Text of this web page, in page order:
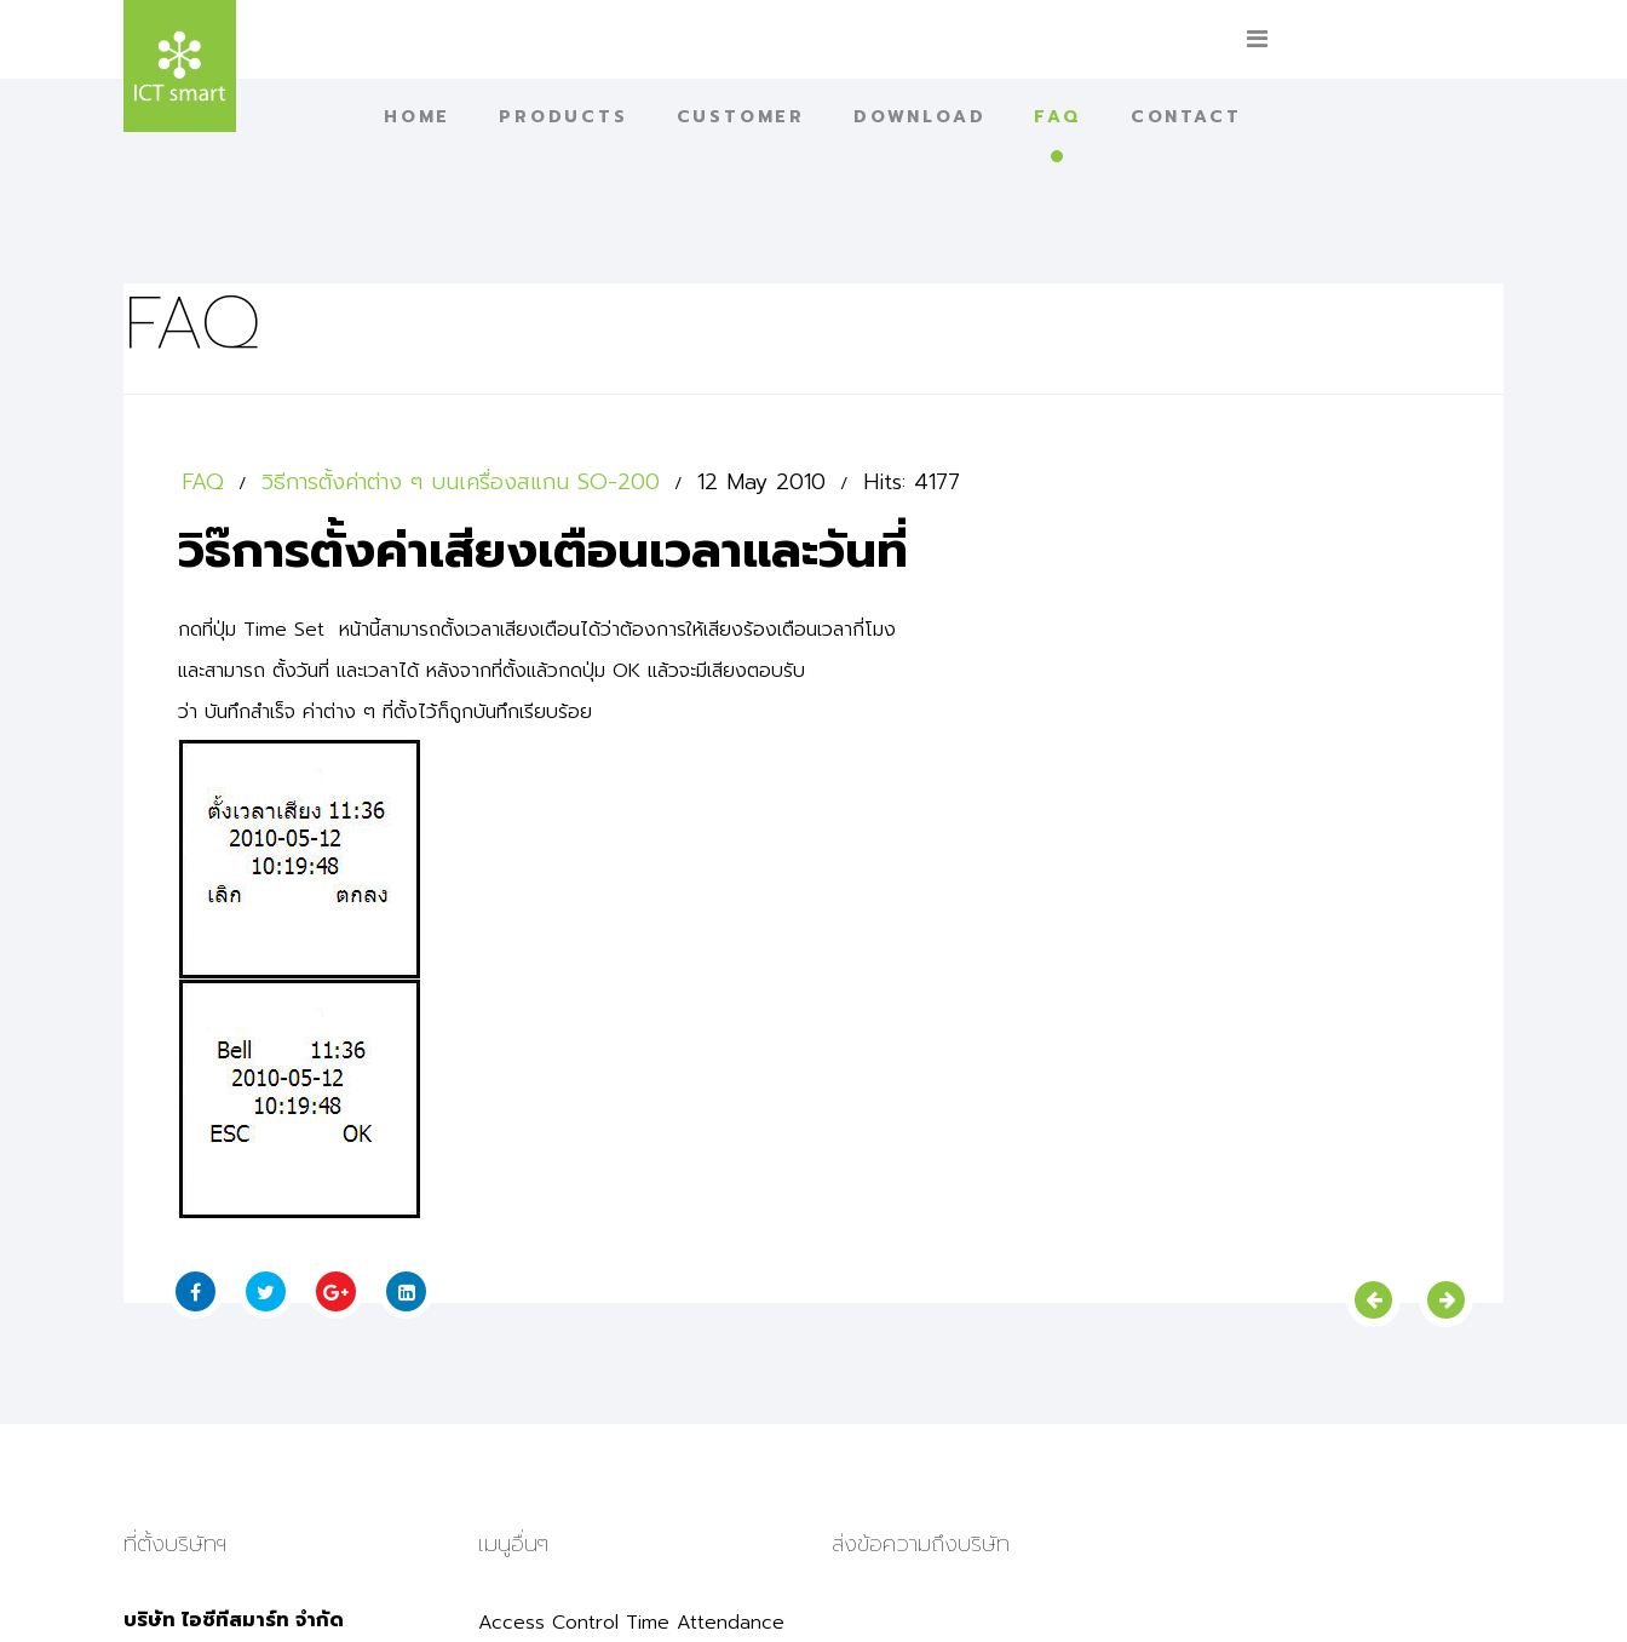
HOME PRODUCTS CUSTOMER DOWNLOAD FAQ CONTACT
FAQ
FAQ วิธีการตั้งค่าต่าง ๆ บนเครื่องสแกน SO-200 12 May 2010 Hits: 4177
วิธ๊การตั้งค่าเสียงเตือนเวลาและวันที่
กดที่ปุ่ม Time Set หน้านี้สามารถตั้งเวลาเสียงเตือนได้ว่าต้องการให้เสียงร้องเตือนเวลากี่โมง
และสามารถ ตั้งวันที่ และเวลาได้ หลังจากที่ตั้งแล้วกดปุ่ม OK แล้วจะมีเสียงตอบรับ
ว่า บันทึกสำเร็จ ค่าต่าง ๆ ที่ตั้งไว้ก็ถูกบันทึกเรียบร้อย
ที่ตั้งบริษัทฯ
บริษัท ไอซีทีสมาร์ท จำกัด
เมนูอื่นๆ
Access Control Time Attendance
ส่งข้อความถึงบริษัท